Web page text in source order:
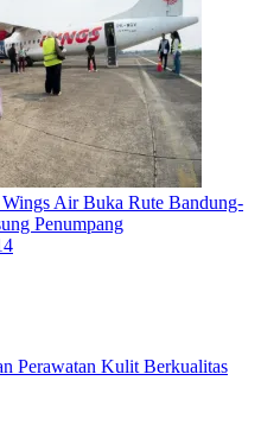
Air Buka Rute Bandung-
Penumpang
Perawatan Kulit Berkualitas